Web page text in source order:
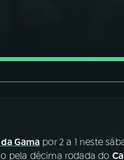
Gama por 2 a 1 neste
pela décima rodada do